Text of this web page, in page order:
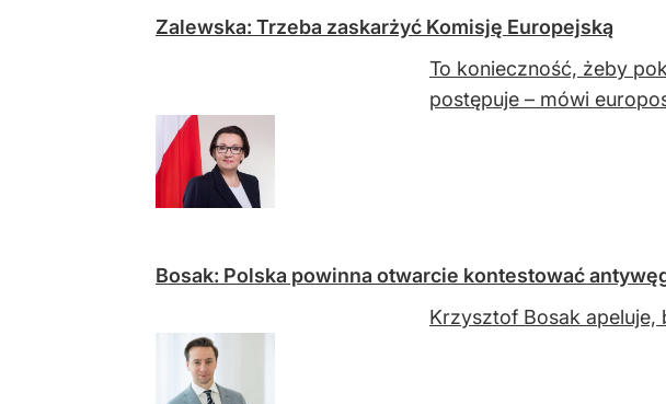
Zalewska: Trzeba zaskarżyć Komisję Europejską
To konieczność, żeby
postępuje – mówi
Bosak: Polska powinna otwarcie kontestować
Krzysztof Bosak apeluje,